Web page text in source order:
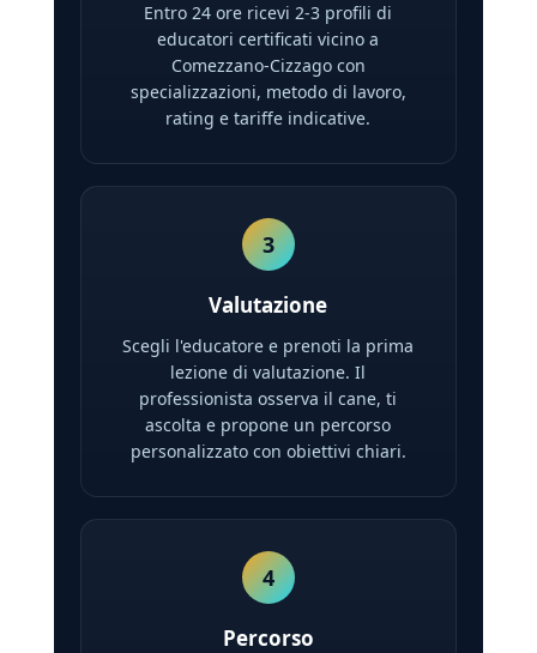
Entro 24 ore ricevi 2-3 profili di
educatori certificati vicino a
Comezzano-Cizzago con
specializzazioni, metodo di lavoro,
rating e tariffe indicative.
3
Valutazione
Scegli l'educatore e prenoti la prima
lezione di valutazione. Il
professionista osserva il cane, ti
ascolta e propone un percorso
personalizzato con obiettivi chiari.
4
Percorso